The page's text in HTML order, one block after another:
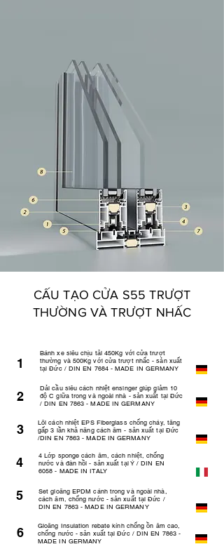
CẤU TẠO CỬA S55 TRƯỢT
THƯỜNG VÀ TRƯỢT NHẤC
1
Bánh xe siêu chịu tải 450Kg với cửa trượt
thường và 500Kg với cửa trượt nhấc - sản xuất
tại Đức / DIN EN 7684 - MADE IN GERMANY
2
Dải cầu siêu cách nhiệt ensinger giúp giảm 10
độ C giữa trong và ngoài nhà - sản xuất tại Đức
/ DIN EN 7863 - MADE IN GERMANY
3
Lõi cách nhiệt EPS Fiberglass chống cháy, tăng
gấp 3 lần khả năng cách âm - sản xuất tại Đức
/DIN EN 7863 - MADE IN GERMANY
4
4 Lớp sponge cách âm, cách nhiệt, chống
nước và đàn hồi - sản xuất tại Ý / DIN EN
6058 - MADE IN ITALY
5
Set gioăng EPDM cánh trong và ngoài nhà,
cách âm, chống nước - sản xuất tại Đức /
DIN EN 7863 - MADE IN GERMANY
6
Gioăng Insulation rebate kính chống ồn âm cao,
chống nước - sản xuất tại Đức / DIN EN 7863 -
MADE IN GERMANY